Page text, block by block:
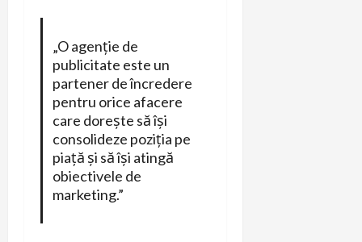
„O agenție de
publicitate este un
partener de încredere
pentru orice afacere
care dorește să își
consolideze poziția pe
piață și să își atingă
obiectivele de
marketing.”